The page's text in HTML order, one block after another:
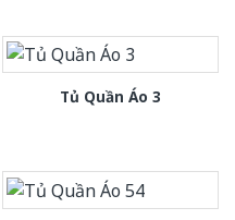
Tủ Quần Áo 3